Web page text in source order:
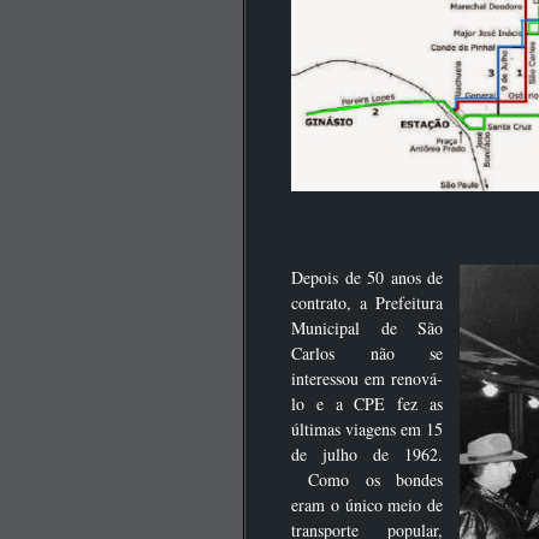
Depois de 50 anos de
contrato, a Prefeitura
Municipal de São
Carlos não se
interessou em renová-
lo e a CPE fez as
últimas viagens em 15
de julho de 1962.
Como os bondes
eram o único meio de
transporte popular,